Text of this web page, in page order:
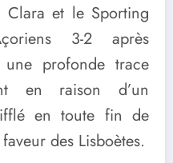
Clara et le Sporting
3-2 après
profonde trace
en raison d’un
en toute fin de
des Lisboètes.